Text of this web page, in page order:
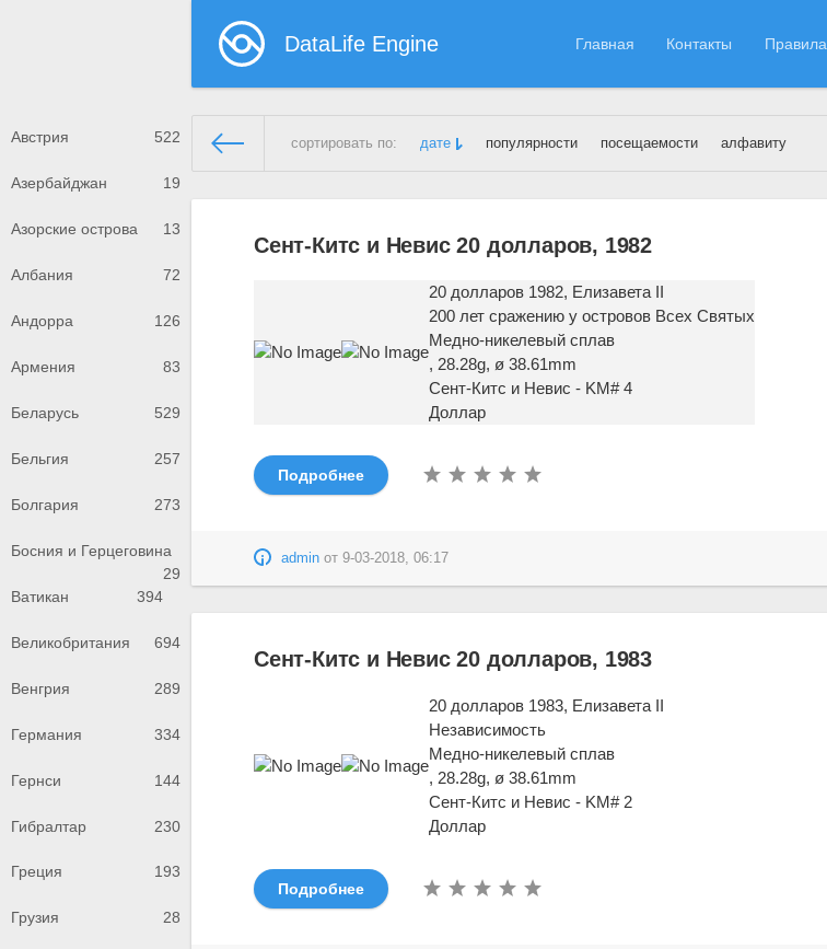
DataLife Engine Главная Контакты Правила
Австрия 522
Азербайджан 19
Азорские острова 13
Албания 72
Андорра 126
Армения 83
Беларусь 529
Бельгия 257
Болгария 273
Босния и Герцеговина
29
Ватикан
394
Великобритания 694
Венгрия 289
Германия 334
Гернси 144
Гибралтар 230
Греция 193
Грузия 28
сортировать по: дате популярности посещаемости алфавиту
Демонстрационный сайт»Сент-Китс и Невис
Сент-Китс и Невис 20 долларов, 1982
20 долларов 1982, Елизавета II
200 лет сражению у островов Всех Святых
Медно-никелевый сплав
, 28.28g, ø 38.61mm
Сент-Китс и Невис - KM# 4
Доллар
Подробнее
admin от9-03-2018, 06:17
Сент-Китс и Невис 20 долларов, 1983
20 долларов 1983, Елизавета II
Независимость
Медно-никелевый сплав
, 28.28g, ø 38.61mm
Сент-Китс и Невис - KM# 2
Доллар
Подробнее